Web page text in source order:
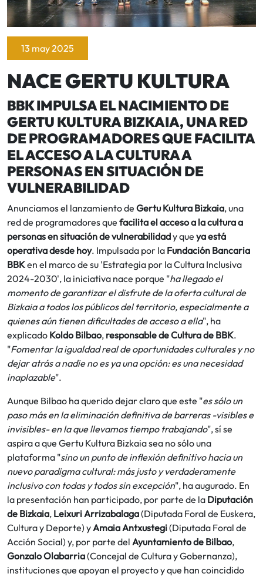
13 may 2025
NACE GERTU KULTURA
BBK IMPULSA EL NACIMIENTO DE
GERTU KULTURA BIZKAIA, UNA RED
DE PROGRAMADORES QUE FACILITA
EL ACCESO A LA CULTURA A
PERSONAS EN SITUACIÓN DE
VULNERABILIDAD
Anunciamos el lanzamiento de Gertu Kultura Bizkaia, una
red de programadores que facilita el acceso a la cultura a
personas en situación de vulnerabilidady que ya está
operativa desde hoy. Impulsada por la Fundación Bancaria
BBKen el marco de su 'Estrategia por la Cultura Inclusiva
2024-2030', la iniciativa nace porque "ha llegado el
momento de garantizar el disfrute de la oferta cultural de
Bizkaia a todos los públicos del territorio, especialmente a
quienes aún tienen dificultades de acceso a ella", ha
explicado Koldo Bilbao, responsable de Cultura de BBK.
"Fomentar la igualdad real de oportunidades culturales y no
dejar atrás a nadie no es ya una opción: es una necesidad
inaplazable".
Aunque Bilbao ha querido dejar claro que este "es sólo un
paso más en la eliminación definitiva de barreras -visibles e
invisibles- en la que llevamos tiempo trabajando", sí se
aspira a que Gertu Kultura Bizkaia sea no sólo una
plataforma "sino un punto de inflexión definitivo hacia un
nuevo paradigma cultural: más justo y verdaderamente
inclusivo con todas y todos sin excepción", ha augurado. En
la presentación han participado, por parte de la Diputación
de Bizkaia, Leixuri Arrizabalaga(Diputada Foral de Euskera,
Cultura y Deporte) yAmaia Antxustegi(Diputada Foral de
Acción Social) y, por parte del Ayuntamiento de Bilbao,
Gonzalo Olabarria(Concejal de Cultura y Gobernanza),
instituciones que apoyan el proyecto y que han coincidido